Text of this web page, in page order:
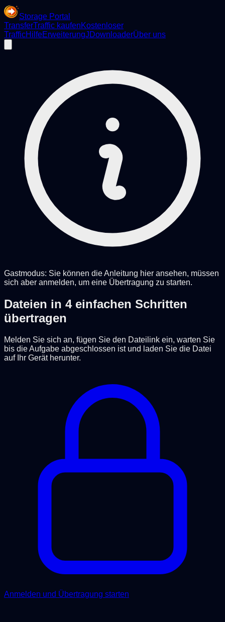
Storage Portal
TransferTraffic kaufenKostenloser
TrafficHilfeErweiterungJDownloaderÜber uns
Gastmodus: Sie können die Anleitung hier ansehen, müssen
sich aber anmelden, um eine Übertragung zu starten.
Dateien in 4 einfachen Schritten
übertragen
Melden Sie sich an, fügen Sie den Dateilink ein, warten Sie
bis die Aufgabe abgeschlossen ist und laden Sie die Datei
auf Ihr Gerät herunter.
Anmelden und Übertragung starten